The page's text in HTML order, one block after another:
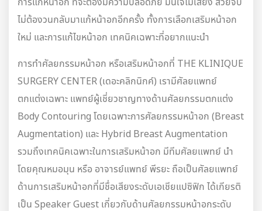
ไม่ต้องวนกลับมาแก้หน้าอกอีกครั้ง ทั้งการเลือกเสริมหน้าอก
ใหม่ และการแก้ไขหน้าอก เทคนิคเฉพาะที่อยากแนะนำ
การทำศัลยกรรมหน้าอก หรือเสริมหน้าอกที่ THE KLINIQUE
SURGERY CENTER (เดอะคลิกนิกค์) เรามีศัลยแพทย์
ตกแต่งเฉพาะ แพทย์ผู้เชี่ยวชาญทางด้านศัลยกรรมตกแต่ง
Body Contouring โดยเฉพาะการศัลยกรรมหน้าอก (Breast
Augmentation) และ Hybrid Breast Augmentation
รวมถึงเทคนิคเฉพาะในการเสริมหน้าอก มีทีมศัลยแพทย์ นำ
โดยคุณหมอมุน หรือ อาจารย์แพทย์ พีรยะ ถือเป็นศัลยแพทย์
ด้านการเสริมหน้าอกที่มีชื่อเสียงระดับเอเชียแปซิฟิก ได้เกียรติ
เป็น Speaker Guest เกี่ยวกับด้านศัลยกรรมหน้าอกระดับ